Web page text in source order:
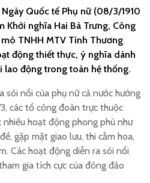
Quốc tế Phụ nữ (08/3/1910
nghĩa Hai Bà Trưng, Công
TNHH MTV Tình Thương
động thiết thực, ý nghĩa dành
lao động trong toàn hệ thống.
sôi nổi của phụ nữ cả nước hướng
các tổ công đoàn trực thuộc
hoạt động phong phú như
gặp mặt giao lưu, thi cắm hoa,
Các hoạt động diễn ra sôi nổi
gia tích cực của đông đảo